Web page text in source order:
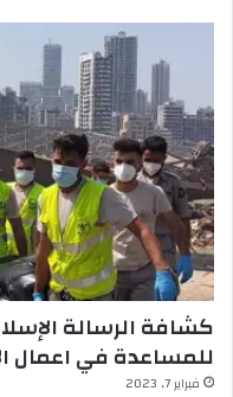
كشافة الرسالة
للمساعدة في اعمال
فبراير 7, 2023